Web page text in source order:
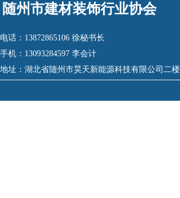
电话： 13872865106 徐秘书长
手机： 13093284597 李会计
地址： 湖北省随州市昊天新能源科技有限公司二楼
随州市建材装饰行业协会